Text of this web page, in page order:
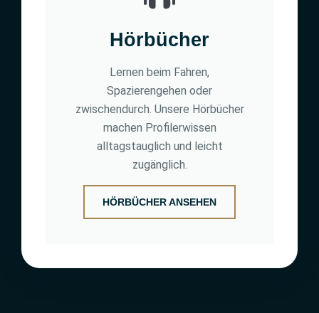
Hörbücher
Lernen beim Fahren,
Spazierengehen oder
zwischendurch. Unsere Hörbücher
machen Profilerwissen
alltagstauglich und leicht
zugänglich.
HÖRBÜCHER ANSEHEN